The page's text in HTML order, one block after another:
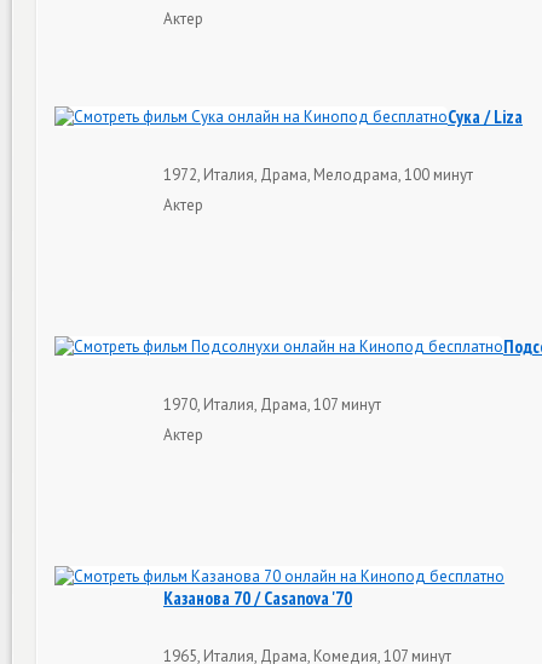
Актер
Сука / Liza
1972, Италия, Драма, Мелодрама, 100 минут
Актер
1970, Италия, Драма, 107 минут
Актер
Казанова 70 / Casanova '70
1965, Италия, Драма, Комедия, 107 минут